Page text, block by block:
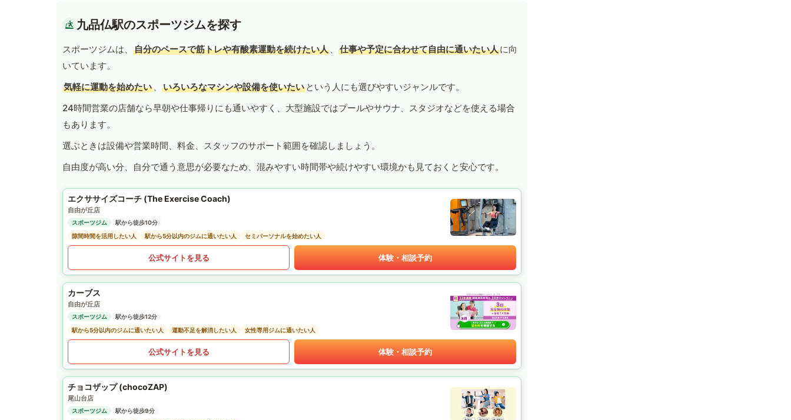
九品仏駅のスポーツジムを探す
スポーツジムは、 自分のペースで筋トレや有酸素運動を続けたい人 、 仕事や予定に合わせて自由に通いたい人に向
いています。
気軽に運動を始めたい 、 いろいろなマシンや設備を使いたい という人にも選びやすいジャンルです。
24時間営業の店舗なら早朝や仕事帰りにも通いやすく、大型施設ではプールやサウナ、スタジオなどを使える場合
もあります。
選ぶときは設備や営業時間、料金、スタッフのサポート範囲を確認しましょう。
自由度が高い分、自分で通う意思が必要なため、混みやすい時間帯や続けやすい環境かも見ておくと安心です。
エクササイズコーチ (The Exercise Coach)
自由が丘店
スポーツジム
駅から徒歩10分
隙間時間を活用したい人
駅から5分以内のジムに通いたい人 セミパーソナルを始めたい人
公式サイトを見る 体験・相談予約
カーブス
自由が丘店
スポーツジム
駅から徒歩12分
駅から5分以内のジムに通いたい人
運動不足を解消したい人 女性専用ジムに通いたい人
公式サイトを見る 体験・相談予約
チョコザップ (chocoZAP)
尾山台店
スポーツジム
駅から徒歩9分